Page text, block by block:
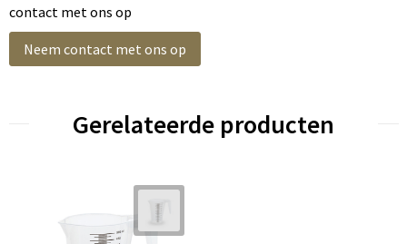
contact met ons op
Neem contact met ons op
Gerelateerde producten